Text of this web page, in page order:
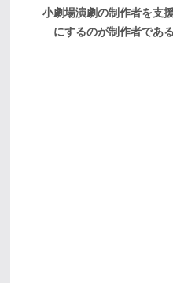
小劇場演劇の制作者を支
にするのが制作者であ